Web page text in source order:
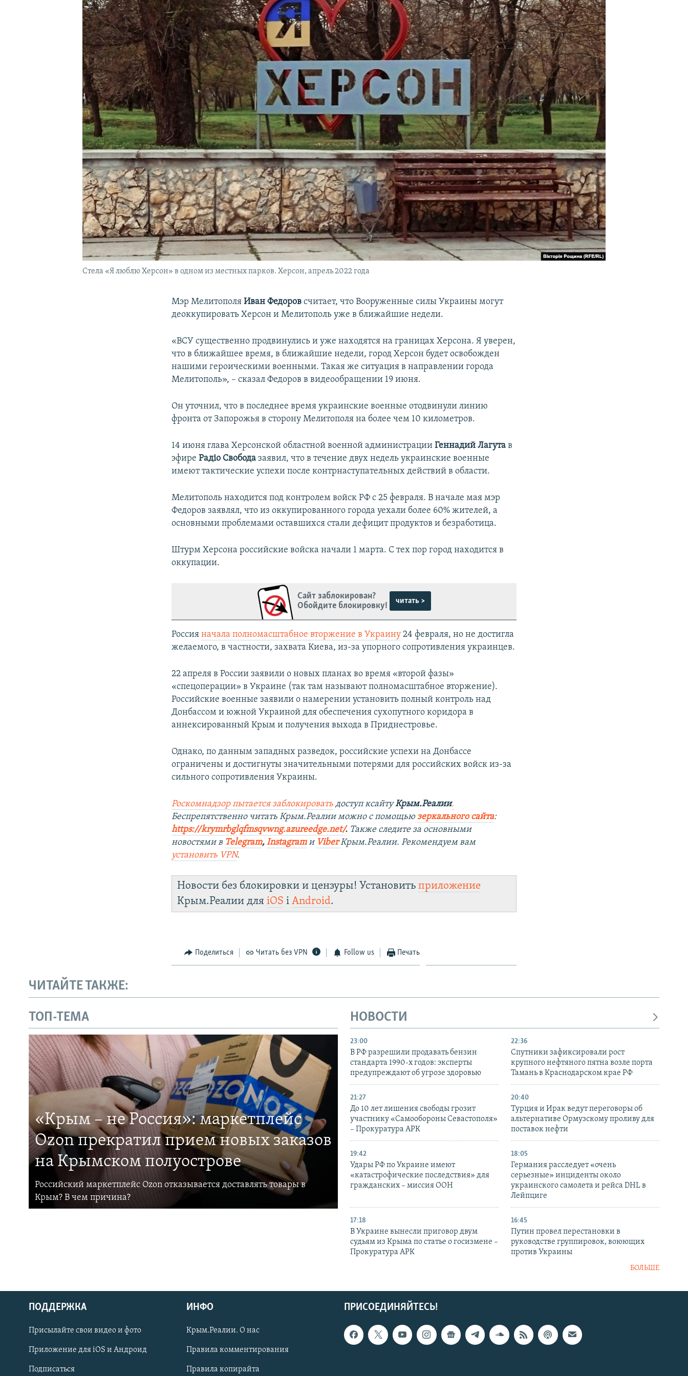
КРЫМ.НЕПОКОРЕННЫЙ
УКРАИНСКАЯ ПРОБЛЕМА КРЫМА
Українською
Qırımtatar
ПРИСОЕДИНЯЙТЕСЬ!
Стела «Я люблю Херсон» в одном из местных парков. Херсон, апрель 2022 года
Мэр МелитополяИван Федоров считает, что Вооруженные силы Украины могут
деоккупировать Херсон и Мелитополь уже в ближайшие недели.
«ВСУ существенно продвинулись и уже находятся на границах Херсона. Я уверен,
что в ближайшее время, в ближайшие недели, город Херсон будет освобожден
нашими героическими военными. Такая же ситуация в направлении города
Мелитополь», – сказал Федоров в видеообращении 19 июня.
Он уточнил, что в последнее время украинские военные отодвинули линию
фронта от Запорожья в сторону Мелитополя на более чем 10 километров.
14 июня глава Херсонской областной военной администрацииГеннадий Лагута в
эфиреРадіо Свобода заявил, что в течение двух недель украинские военные
имеют тактические успехи после контрнаступательных действий в области.
Мелитополь находится под контролем войск РФ с 25 февраля. В начале мая мэр
Федоров заявлял, что из оккупированного города уехали более 60% жителей, а
основными проблемами оставшихся стали дефицит продуктов и безработица.
Штурм Херсона российские войска начали 1 марта. С тех пор город находится в
оккупации.
Сайт заблокирован?
Обойдите блокировку!
читать >
Россияначала полномасштабное вторжение в Украину 24 февраля, но не достигла
желаемого, в частности, захвата Киева, из-за упорного сопротивления украинцев.
22 апреля в России заявили о новых планах во время «второй фазы»
«спецоперации» в Украине (так там называют полномасштабное вторжение).
Российские военные заявили о намерении установить полный контроль над
Донбассом и южной Украиной для обеспечения сухопутного коридора в
аннексированный Крым и получения выхода в Приднестровье.
Однако, по данным западных разведок, российские успехи на Донбассе
ограничены и достигнуты значительными потерями для российских войск из-за
сильного сопротивления Украины.
Роскомнадзор пытается заблокировать доступ ксайтуКрым.Реалии.
Беспрепятственно читать Крым.Реалии можно с помощьюзеркального сайта:
https://krymrbglqfmsqvwng.azureedge.net/. Также следите за основными
новостями в Telegram, Instagram и ViberКрым.Реалии. Рекомендуем вам
установить VPN.
Новости без блокировки и цензуры! Установитьприложение
Крым.Реалии дляiOS іAndroid.
Поделиться Читать без VPN Follow us Печать
ЧИТАЙТЕ ТАКЖЕ:
ТОП-ТЕМА
«Крым – не Россия»: маркетплейс
Ozon прекратил прием новых заказов
на Крымском полуострове
Российский маркетплейс Ozon отказывается доставлять товары в
Крым? В чем причина?
НОВОСТИ
23:00
В РФ разрешили продавать бензин
стандарта 1990-х годов: эксперты
предупреждают об угрозе здоровью
22:36
Спутники зафиксировали рост
крупного нефтяного пятна возле порта
Тамань в Краснодарском крае РФ
21:27
До 10 лет лишения свободы грозит
участнику «Самообороны Севастополя»
– Прокуратура АРК
20:40
Турция и Ирак ведут переговоры об
альтернативе Ормузскому проливу для
поставок нефти
19:42
Удары РФ по Украине имеют
«катастрофические последствия» для
гражданских – миссия ООН
18:05
Германия расследует «очень
серьезные» инциденты около
украинского самолета и рейса DHL в
Лейпциге
17:18
В Украине вынесли приговор двум
судьям из Крыма по статье о госизмене –
Прокуратура АРК
16:45
Путин провел перестановки в
руководстве группировок, воюющих
против Украины
БОЛЬШЕ
ПРИСОЕДИНЯЙТЕСЬ!
ПОДДЕРЖКА
Присылайте свои видео и фото
Приложение для iOS и Андроид
Подписаться
ИНФО
Крым.Реалии. О нас
Правила комментирования
Правила копирайта